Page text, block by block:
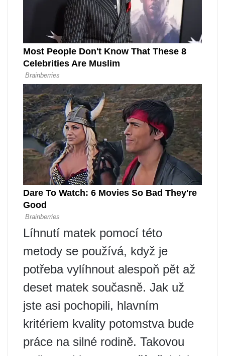
Líhnutí matek pomocí této
metody se používá, když je
potřeba vylíhnout alespoň pět až
deset matek současně. Jak už
jste asi pochopili, hlavním
kritériem kvality potomstva bude
práce na silné rodině. Takovou